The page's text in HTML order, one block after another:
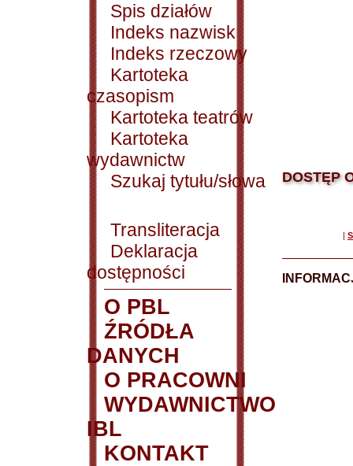
Spis działów
Indeks nazwisk
Indeks rzeczowy
Kartoteka
czasopism
Kartoteka teatrów
Kartoteka
wydawnictw
Szukaj tytułu/słowa
Transliteracja
Deklaracja
dostępności
O PBL
ŹRÓDŁA
DANYCH
O PRACOWNI
WYDAWNICTWO
IBL
KONTAKT
DOSTĘP
|